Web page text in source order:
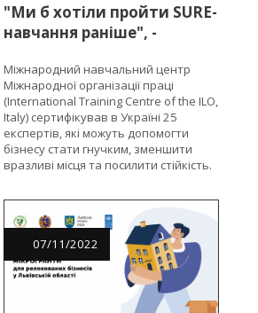
"Ми б хотіли пройти SURE-
навчання раніше", -
EU4Business
Міжнародний навчальний центр
Міжнародної організації праці
(International Training Centre of the ILO,
Italy) сертифікував в Україні 25
експертів, які можуть допомогти
бізнесу стати гнучким, зменшити
вразливі місця та посилити стійкість.
07/11/2022